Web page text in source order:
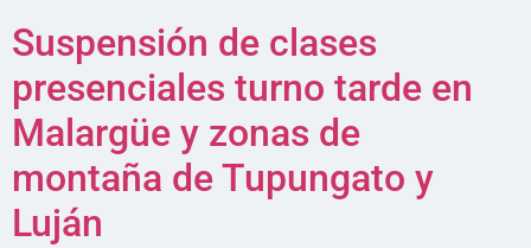
Suspensión de clases
presenciales turno tarde en
Malargüe y zonas de
montaña de Tupungato y
Luján